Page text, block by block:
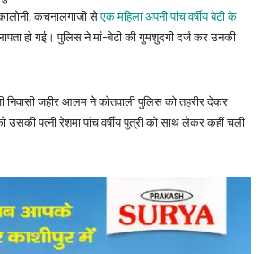
कचनालगाजी सेएक महिला अपनी पांच वर्षीय बेटी के
हो गई। पुलिस ने मां-बेटी की गुमशुदगी दर्ज कर उनकी
निवासी जहीर आलम ने कोतवाली पुलिस को तहरीर देकर
उसकी पत्नी रेशमा पांच वर्षीय पुत्री को साथ लेकर कहीं चली